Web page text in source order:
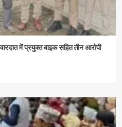
में प्रयुक्त बाइक सहित तीन आरोपी